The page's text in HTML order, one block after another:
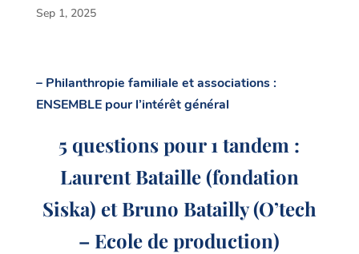
Sep 1, 2025
– Philanthropie familiale et associations :
ENSEMBLE pour l’intérêt général
5 questions pour 1 tandem :
Laurent Bataille (fondation
Siska) et Bruno Batailly (O’tech
– Ecole de production)